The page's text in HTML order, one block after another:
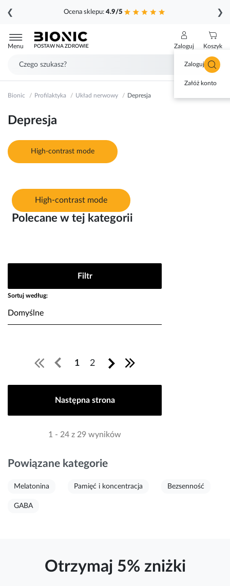
Ocena sklepu: 4.9/5
❮ ❯
do
treści
Menu POSTAW NA ZDROWIE Zaloguj
Zaloguj się
Załóż konto
Koszyk
Bionic Profilaktyka Układ nerwowy Depresja
Depresja
High-contrast mode
High-contrast mode
Polecane w tej kategorii
Filtr
Sortuj według:
1 2
Następna strona
1 - 24 z 29 wyników
Powiązane kategorie
Melatonina Pamięć i koncentracja Bezsenność
GABA
Otrzymaj 5% zniżki